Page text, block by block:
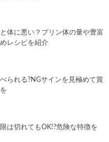
体に悪い？プリン体の量や豊富
レシピを紹介
られる?NGサインを見極めて賞
は切れてもOK!?危険な特徴を